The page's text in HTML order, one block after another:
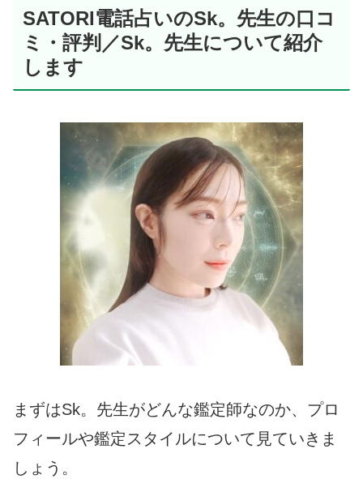
SATORI電話占いのSk。先生の口コ
ミ・評判／Sk。先生について紹介
します
まずはSk。先生がどんな鑑定師なのか、プロ
フィールや鑑定スタイルについて見ていきま
しょう。